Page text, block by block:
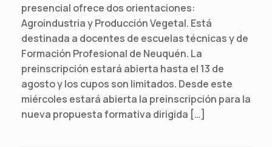
presencial ofrece dos orientaciones:
Agroindustria y Producción Vegetal. Está
destinada a docentes de escuelas técnicas y de
Formación Profesional de Neuquén. La
preinscripción estará abierta hasta el 13 de
agosto y los cupos son limitados. Desde este
miércoles estará abierta la preinscripción para la
nueva propuesta formativa dirigida […]